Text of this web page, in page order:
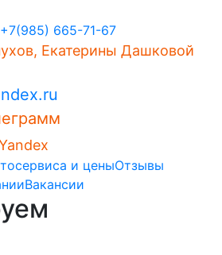
+7(985) 665-71-67
Екатерины Дашковой
и ценыОтзывы
Вакансии